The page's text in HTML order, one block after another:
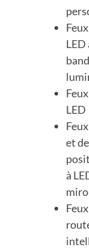
LED
LED
et de
à